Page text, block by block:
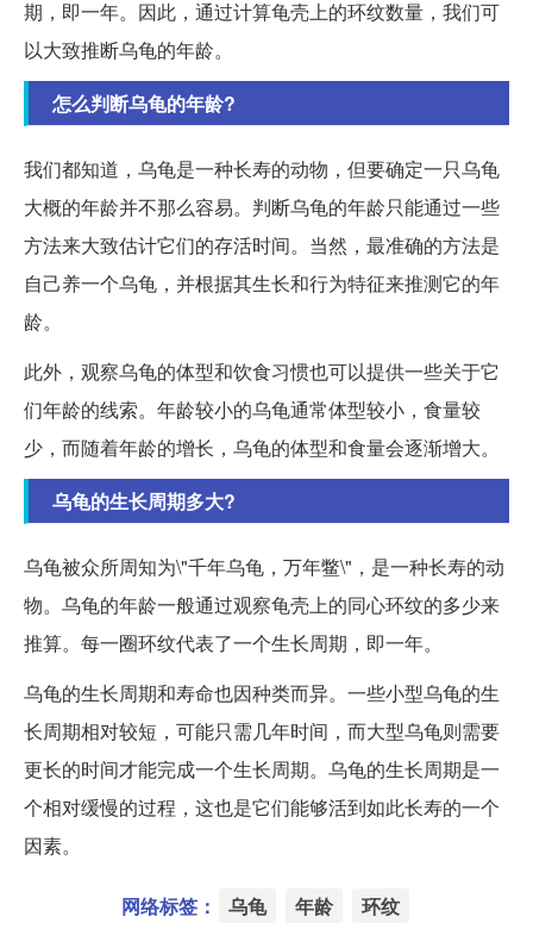
期，即一年。因此，通过计算龟壳上的环纹数量，我们可
以大致推断乌龟的年龄。
怎么判断乌龟的年龄?
我们都知道，乌龟是一种长寿的动物，但要确定一只乌龟
大概的年龄并不那么容易。判断乌龟的年龄只能通过一些
方法来大致估计它们的存活时间。当然，最准确的方法是
自己养一个乌龟，并根据其生长和行为特征来推测它的年
龄。
此外，观察乌龟的体型和饮食习惯也可以提供一些关于它
们年龄的线索。年龄较小的乌龟通常体型较小，食量较
少，而随着年龄的增长，乌龟的体型和食量会逐渐增大。
乌龟的生长周期多大?
乌龟被众所周知为\"千年乌龟，万年鳖\"，是一种长寿的动
物。乌龟的年龄一般通过观察龟壳上的同心环纹的多少来
推算。每一圈环纹代表了一个生长周期，即一年。
乌龟的生长周期和寿命也因种类而异。一些小型乌龟的生
长周期相对较短，可能只需几年时间，而大型乌龟则需要
更长的时间才能完成一个生长周期。乌龟的生长周期是一
个相对缓慢的过程，这也是它们能够活到如此长寿的一个
因素。
网络标签： 乌龟 年龄 环纹